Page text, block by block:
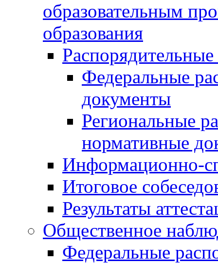
образовательным
образования
Федеральные
документы
Региональные
нормативные
Информационно-
Итоговое
Результаты
Общественное
Федеральные